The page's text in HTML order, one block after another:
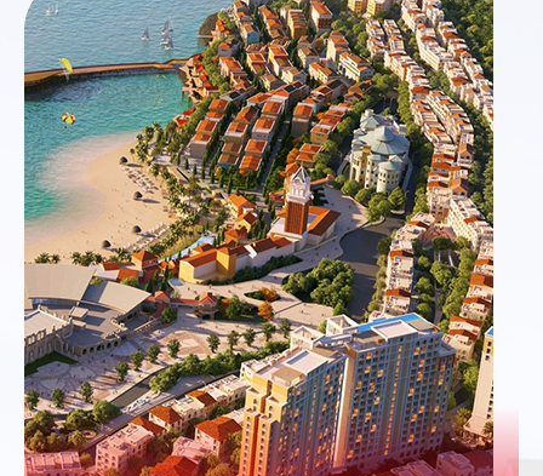
các mức giá, kích cỡ cho các quy mô hộ gia đình
muốn an cư tại TP, HCM